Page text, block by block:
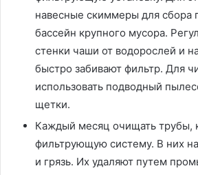
навесные скиммеры для сбора
бассейн крупного мусора.
стенки чаши от водорослей и
быстро забивают фильтр. Для
использовать подводный
щетки.
Каждый месяц очищать трубы,
фильтрующую систему. В них
и грязь. Их удаляют путем